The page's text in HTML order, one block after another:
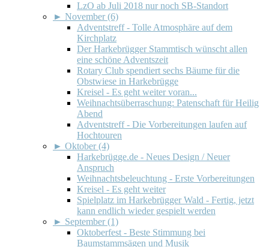
LzO ab Juli 2018 nur noch SB-Standort
► November (6)
Adventstreff - Tolle Atmosphäre auf dem
Kirchplatz
Der Harkebrügger Stammtisch wünscht allen
eine schöne Adventszeit
Rotary Club spendiert sechs Bäume für die
Obstwiese in Harkebrügge
Kreisel - Es geht weiter voran...
Weihnachtsüberraschung: Patenschaft für Heilig
Abend
Adventstreff - Die Vorbereitungen laufen auf
Hochtouren
► Oktober (4)
Harkebrügge.de - Neues Design / Neuer
Anspruch
Weihnachtsbeleuchtung - Erste Vorbereitungen
Kreisel - Es geht weiter
Spielplatz im Harkebrügger Wald - Fertig, jetzt
kann endlich wieder gespielt werden
► September (1)
Oktoberfest - Beste Stimmung bei
Baumstammsägen und Musik